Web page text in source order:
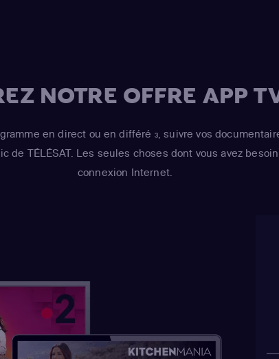
NOTRE OFFRE APP
en direct ou en différé 3, suivre vos
de TÉLÉSAT. Les seules choses dont vous avez
connexion Internet.